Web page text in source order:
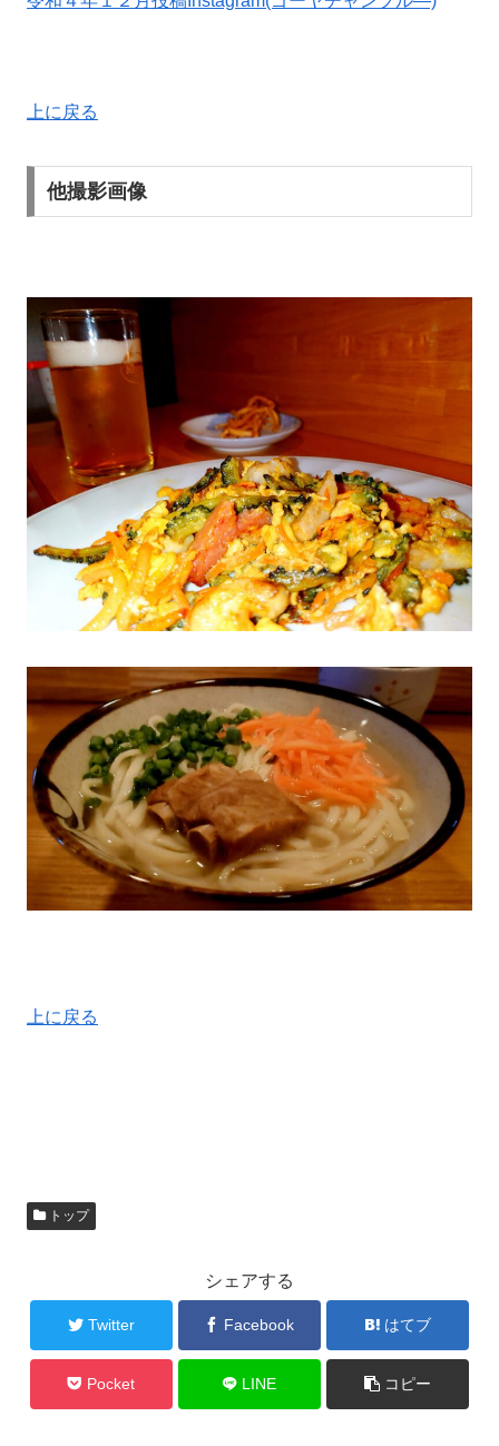
上に戻る
他撮影画像
上に戻る
トップ
シェアする
Twitter Facebook はてブ
Pocket LINE コピー